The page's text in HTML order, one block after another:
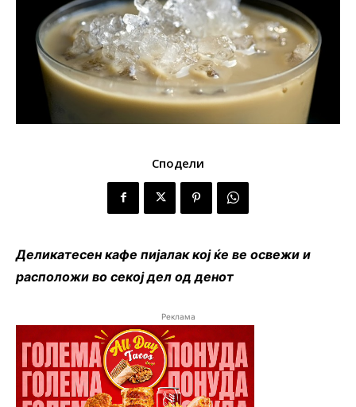
Сподели
Деликатесен кафе пијалак кој ќе ве освежи и
расположи во секој дел од денот
Реклама